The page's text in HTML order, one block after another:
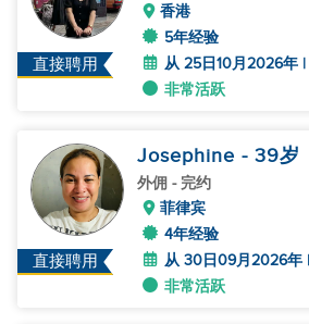
直接聘用
香港
5年经验
从 25日10月2026年
非常活跃
直接聘用
Josephine - 39岁
外佣 - 完约
菲律宾
4年经验
从 30日09月2026年
非常活跃